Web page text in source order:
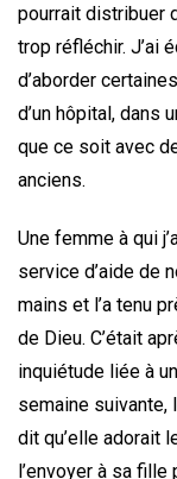
pourrait distribuer
trop réfléchir. J’ai
d’aborder
d’un hôpital, dans
que ce soit avec
anciens.
Une femme à qui
service d’aide de
mains et l’a tenu
de Dieu. C’était
inquiétude liée à
semaine suivante,
dit qu’elle adorait
l’envoyer à sa fille